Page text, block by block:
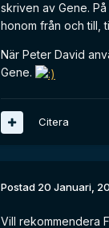
skriven av Gene.
honom från och till,
När Peter David
Gene.
Citera
Postad 20 Januari,
Vill rekommendera